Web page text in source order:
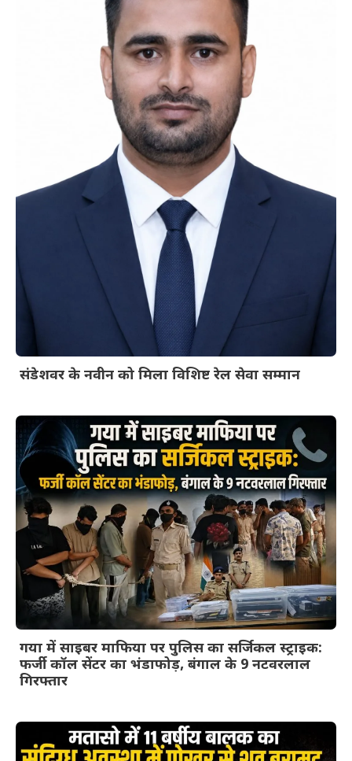
संडेशवर के नवीन को मिला विशिष्ट रेल सेवा सम्मान
गया में साइबर माफिया पर पुलिस का सर्जिकल स्ट्राइक:
फर्जी कॉल सेंटर का भंडाफोड़, बंगाल के 9 नटवरलाल
गिरफ्तार